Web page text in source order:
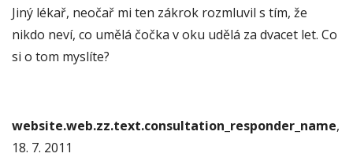
Jiný lékař, neočař mi ten zákrok rozmluvil s tím, že
nikdo neví, co umělá čočka v oku udělá za dvacet let. Co
si o tom myslíte?
website.web.zz.text.consultation_responder_name,
18. 7. 2011